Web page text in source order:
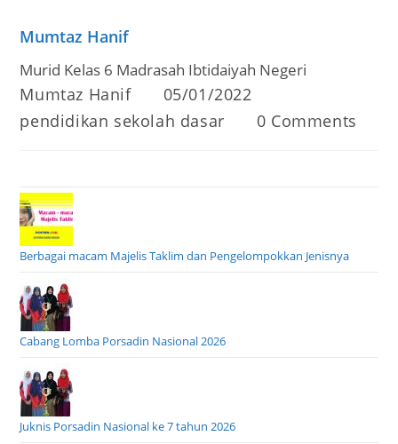
Mumtaz Hanif
Murid Kelas 6 Madrasah Ibtidaiyah Negeri
Post
Mumtaz Hanif
Post
05/01/2022
Post
category:
pendidikan sekolah dasar
Post
0 Comments
Berbagai macam Majelis Taklim dan Pengelompokkan Jenisnya
Cabang Lomba Porsadin Nasional 2026
Juknis Porsadin Nasional ke 7 tahun 2026